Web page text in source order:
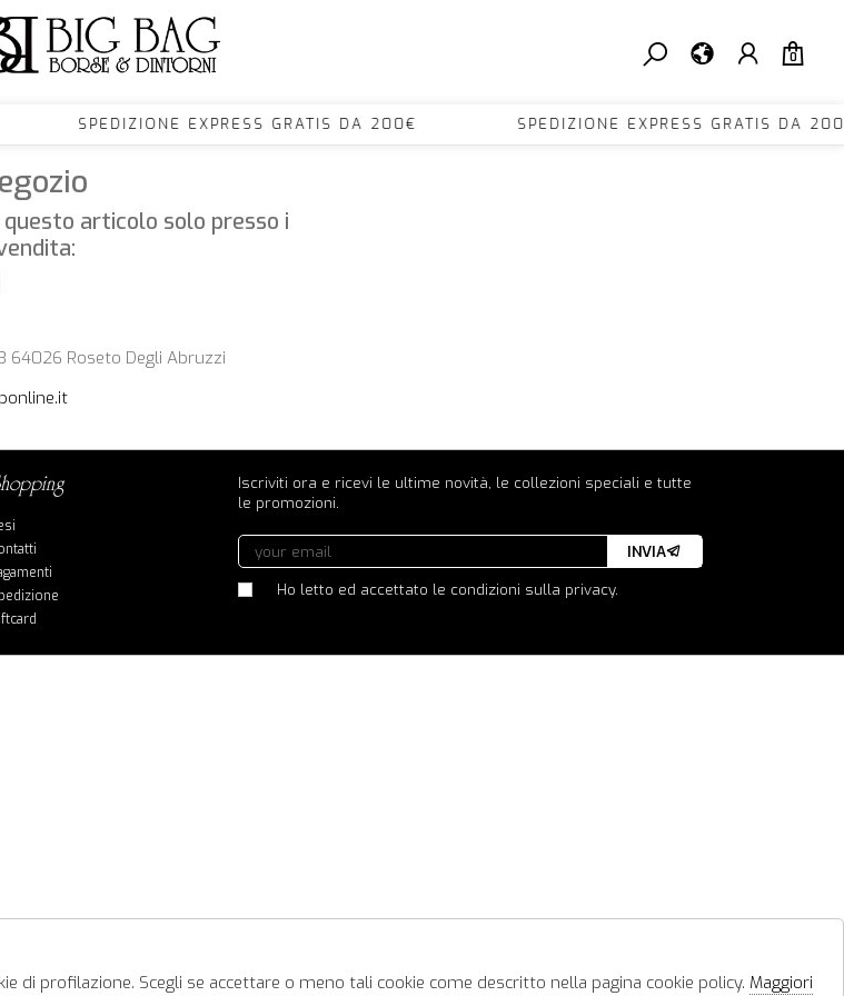
0
SPEDIZIONE EXPRESS GRATIS DA 200€ SPEDIZIONE EXPRESS
articolo solo presso i
64026 Roseto Degli Abruzzi
shopping
Iscriviti ora e ricevi le ultime novità, le collezioni speciali e tutte
le promozioni.
Ho letto ed accettato le condizioni sulla privacy.
INVIA
di profilazione. Scegli se accettare o meno tali cookie come descritto nella pagina cookie policy. Maggiori